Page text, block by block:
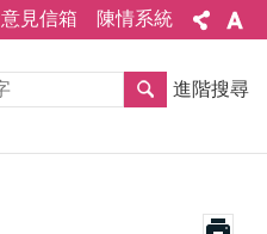
意見信箱 陳情系統
進階搜尋